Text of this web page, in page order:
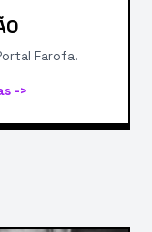
Farofa.
->